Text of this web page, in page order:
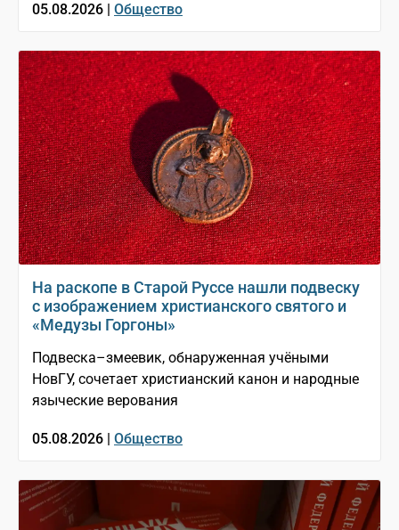
05.08.2026 | Общество
На раскопе в Старой Руссе нашли подвеску
с изображением христианского святого и
«Медузы Горгоны»
Подвеска–змеевик, обнаруженная учёными
НовГУ, сочетает христианский канон и народные
языческие верования
05.08.2026 | Общество